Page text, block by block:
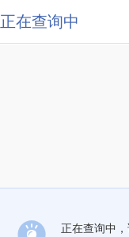
正在查询中
正在查询中